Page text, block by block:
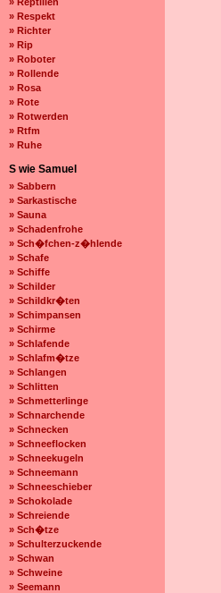
» Respekt
» Richter
» Rip
» Roboter
» Rollende
» Rosa
» Rote
» Rotwerden
» Rtfm
» Ruhe
S wie Samuel
» Sabbern
» Sarkastische
» Sauna
» Schadenfrohe
» Sch�fchen-z�hlende
» Schafe
» Schiffe
» Schilder
» Schildkr�ten
» Schimpansen
» Schirme
» Schlafende
» Schlafm�tze
» Schlangen
» Schlitten
» Schmetterlinge
» Schnarchende
» Schnecken
» Schneeflocken
» Schneekugeln
» Schneemann
» Schneeschieber
» Schokolade
» Schreiende
» Sch�tze
» Schulterzuckende
» Schwan
» Schweine
» Seemann